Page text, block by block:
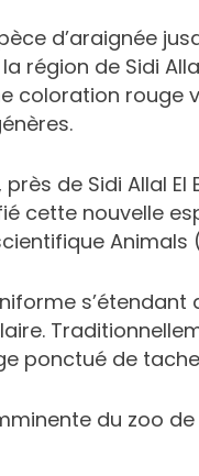
d’araignée
région de Sidi
coloration rouge
de Sidi Allal El
cette nouvelle
Animals
ponctué de
du zoo